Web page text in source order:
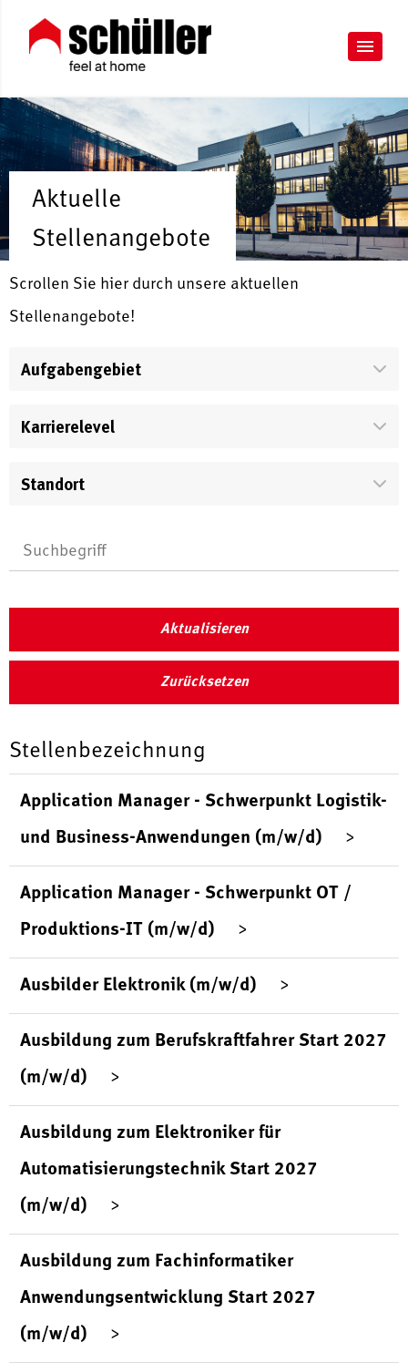
Aktuelle
Stellenangebote
Scrollen Sie hier durch unsere aktuellen
Stellenangebote!
Aufgabengebiet
Karrierelevel
Standort
Aktualisieren
Zurücksetzen
Stellenbezeichnung
Application Manager - Schwerpunkt Logistik-
und Business-Anwendungen (m/w/d)
Application Manager - Schwerpunkt OT /
Produktions-IT (m/w/d)
Ausbilder Elektronik (m/w/d)
Ausbildung zum Berufskraftfahrer Start 2027
(m/w/d)
Ausbildung zum Elektroniker für
Automatisierungstechnik Start 2027
(m/w/d)
Ausbildung zum Fachinformatiker
Anwendungsentwicklung Start 2027
(m/w/d)